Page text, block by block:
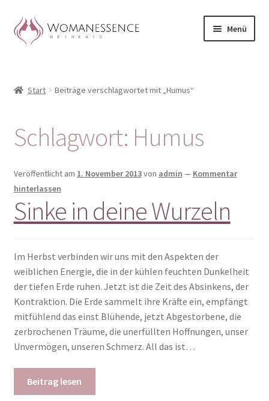
Zur
Navigation
Zum
Inhalt
Menü
Blog
Shop / Retreats im Allgäu
Woman-Circle
Erfahrungen
Warenkorb
Start Beiträge verschlagwortet mit „Humus“
Schlagwort: Humus
Veröffentlicht am 1. November 2013von admin — Kommentar
hinterlassen
Sinke in deine Wurzeln
Im Herbst verbinden wir uns mit den Aspekten der
weiblichen Energie, die in der kühlen feuchten Dunkelheit
der tiefen Erde ruhen. Jetzt ist die Zeit des Absinkens, der
Kontraktion. Die Erde sammelt ihre Kräfte ein, empfängt
mitfühlend das einst Blühende, jetzt Abgestorbene, die
zerbrochenen Träume, die unerfüllten Hoffnungen, unser
Unvermögen, unseren Schmerz. All das ist…
Beitrag lesen